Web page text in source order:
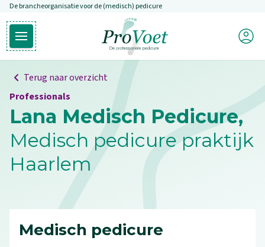
Overslaan en naar de inhoud gaan
De brancheorganisatie voor de (medisch) pedicure
Open hoofdmenu
Ga naar de homepagina
Mijn
Terug naar overzicht
Professionals
Lana Medisch Pedicure,
Medisch pedicure praktijk
Haarlem
Medisch pedicure